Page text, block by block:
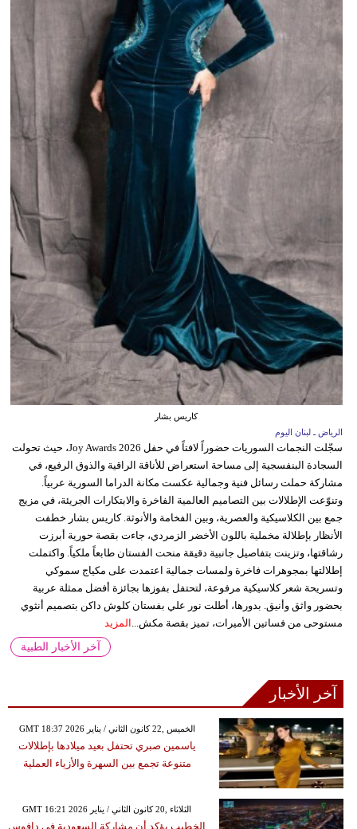
كاريس بشار
الرياض ـ لبنان اليوم
سجّلت النجمات السوريات حضوراً لافتاً في حفل Joy Awards 2026، حيث تحولت
السجادة البنفسجية إلى مساحة استعراض للأناقة الراقية والذوق الرفيع، في
مشاركة حملت رسائل فنية وجمالية عكست مكانة الدراما السورية عربياً.
وتنوّعت الإطلالات بين التصاميم العالمية الفاخرة والابتكارات الجريئة، في مزيج
جمع بين الكلاسيكية والعصرية، وبين الفخامة والأنوثة. كاريس بشار خطفت
الأنظار بإطلالة مخملية باللون الأخضر الزمردي، جاءت بقصة حورية أبرزت
رشاقتها، وتزينت بتفاصيل جانبية دقيقة منحت الفستان طابعاً ملكياً. واكتملت
إطلالتها بمجوهرات فاخرة ولمسات جمالية اعتمدت على مكياج سموكي
وتسريحة شعر كلاسيكية مرفوعة، لتحتفل بفوزها بجائزة أفضل ممثلة عربية
بحضور واثق وأنيق. بدورها، أطلت نور علي بفستان كلوش داكن بتصميم أنثوي
مستوحى من فساتين الأميرات، تميز بقصة مكش... المزيد
آخر الأخبار الطبية
آخر الأخبار
GMT 18:37 2026 الخميس ,22 كانون الثاني / يناير
ياسمين صبري تحتفل بعيد ميلادها بإطلالات
متنوعة تجمع بين السهرة والأزياء العملية
GMT 16:21 2026 الثلاثاء ,20 كانون الثاني / يناير
الخطيب يؤكد أن مشاركة السعودية في دافوس